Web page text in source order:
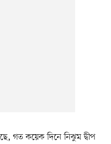
গত কয়েক দিনে নিঝুম দ্বীপ